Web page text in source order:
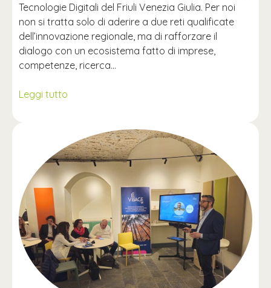
Tecnologie Digitali del Friuli Venezia Giulia. Per noi
non si tratta solo di aderire a due reti qualificate
dell’innovazione regionale, ma di rafforzare il
dialogo con un ecosistema fatto di imprese,
competenze, ricerca…
Leggi tutto